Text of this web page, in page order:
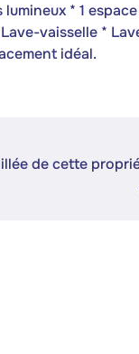
* 1
vaisselle *
idéal.
de cette